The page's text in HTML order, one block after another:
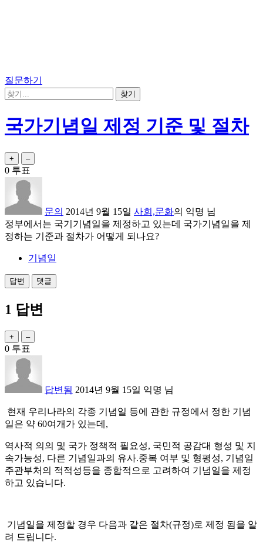
질문하기
국가기념일 제정 기준 및 절차
0 투표
문의 2014년 9월 15일 사회,문화의 익명 님
정부에서는 국기기념일을 제정하고 있는데 국가기념일을 제
정하는 기준과 절차가 어떻게 되나요?
기념일
1 답변
0 투표
답변됨 2014년 9월 15일 익명 님
현재 우리나라의 각종 기념일 등에 관한 규정에서 정한 기념
일은 약 60여개가 있는데,
역사적 의의 및 국가 정책적 필요성, 국민적 공감대 형성 및 지
속가능성, 다른 기념일과의 유사.중복 여부 및 형평성, 기념일
주관부처의 적적성등을 종합적으로 고려하여 기념일을 제정
하고 있습니다.
기념일을 제정할 경우 다음과 같은 절차(규정)로 제정 됨을 알
려 드립니다.